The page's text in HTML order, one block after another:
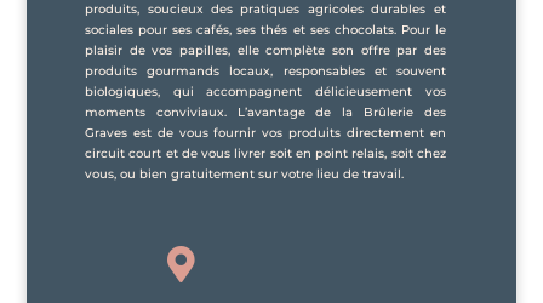
produits, soucieux des pratiques agricoles durables et
sociales pour ses cafés, ses thés et ses chocolats. Pour le
plaisir de vos papilles, elle complète son offre par des
produits gourmands locaux, responsables et souvent
biologiques, qui accompagnent délicieusement vos
moments conviviaux. L’avantage de la Brûlerie des
Graves est de vous fournir vos produits directement en
circuit court et de vous livrer soit en point relais, soit chez
vous, ou bien gratuitement sur votre lieu de travail.
